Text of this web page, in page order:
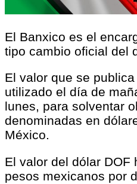
El Banxico es el
tipo cambio oficial del
El valor que se
utilizado el día de
lunes, para solventar
denominadas en
México.
El valor del dólar DOF
pesos mexicanos por